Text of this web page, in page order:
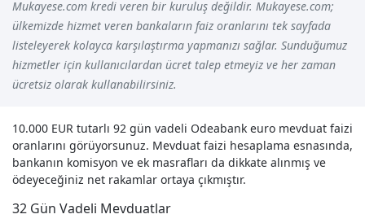
Mukayese.com kredi veren bir kuruluş değildir. Mukayese.com;
ülkemizde hizmet veren bankaların faiz oranlarını tek sayfada
listeleyerek kolayca karşılaştırma yapmanızı sağlar. Sunduğumuz
hizmetler için kullanıcılardan ücret talep etmeyiz ve her zaman
ücretsiz olarak kullanabilirsiniz.
10.000 EUR tutarlı 92 gün vadeli Odeabank euro mevduat faizi
oranlarını görüyorsunuz. Mevduat faizi hesaplama esnasında,
bankanın komisyon ve ek masrafları da dikkate alınmış ve
ödeyeceğiniz net rakamlar ortaya çıkmıştır.
32 Gün Vadeli Mevduatlar